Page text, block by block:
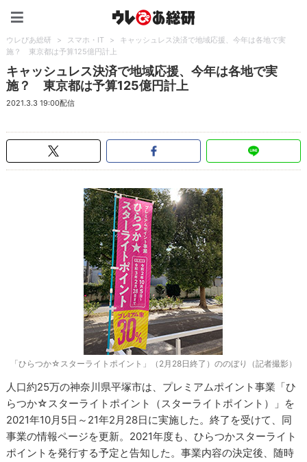
ウレぴあ総研 > スマホ・IT >
キャッシュレス決済で地域応援、今年は各地で実
施？ 東京都は予算125億円計上
キャッシュレス決済で地域応援、今年は各地で実
施？ 東京都は予算125億円計上
2021.3.3 19:00配信
「ひらつか☆スターライトポイント」（2月28日終了）ののぼり（記者撮影）
人口約25万の神奈川県平塚市は、プレミアムポイント事業「ひ
らつか☆スターライトポイント（スターライトポイント）」を
2021年10月5日～21年2月28日に実施した。終了を受けて、同
事業の情報ページを更新。2021年度も、ひらつかスターライト
ポイントを発行する予定と告知した。事業内容の決定後、随時